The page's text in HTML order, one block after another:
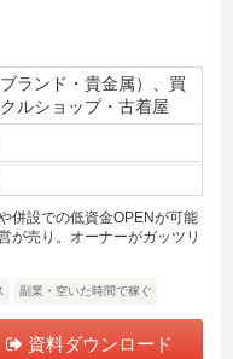
ランド・貴金属）、買
ルショップ・古着屋
併設での低資金OPENが可能
が売り。オーナーがガッツリ
副業・空いた時間で稼ぐ
資料ダウンロード